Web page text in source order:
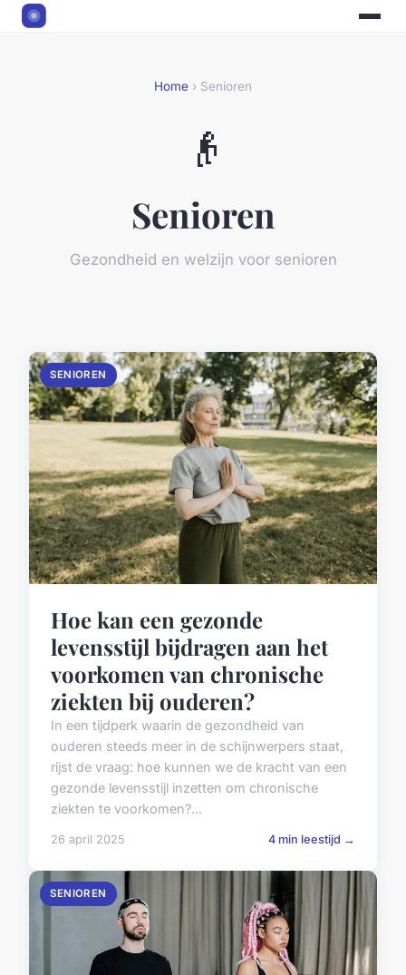
Home › Senioren
👴
Senioren
Gezondheid en welzijn voor senioren
SENIOREN
Hoe kan een gezonde
levensstijl bijdragen aan het
voorkomen van chronische
ziekten bij ouderen?
In een tijdperk waarin de gezondheid van
ouderen steeds meer in de schijnwerpers staat,
rijst de vraag: hoe kunnen we de kracht van een
gezonde levensstijl inzetten om chronische
ziekten te voorkomen?...
26 april 2025 4 min leestijd →
SENIOREN